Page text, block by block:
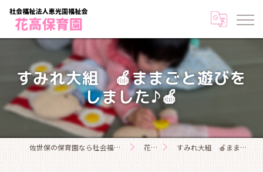
すみれ大組 🍎ままごと遊びを
しました♪🍎
佐世保の保育園なら社会福祉法人恵光園福祉会花高保育園 花高日記 すみれ大組 🍎ままごと遊びをしました♪🍎